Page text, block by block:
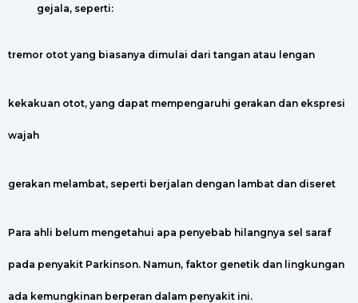
gejala, seperti:
tremor otot yang biasanya dimulai dari tangan atau lengan
kekakuan otot, yang dapat mempengaruhi gerakan dan ekspresi
wajah
gerakan melambat, seperti berjalan dengan lambat dan diseret
Para ahli belum mengetahui apa penyebab hilangnya sel saraf
pada penyakit Parkinson. Namun, faktor genetik dan lingkungan
ada kemungkinan berperan dalam penyakit ini.